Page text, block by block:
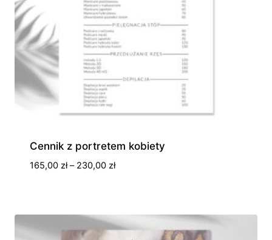
Cennik z portretem kobiety
165,00 zł – 230,00 złZakres
do